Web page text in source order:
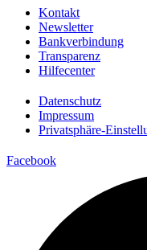
Kontakt
Newsletter
Bankverbindung
Transparenz
Hilfecenter
Datenschutz
Impressum
Privatsphäre-
Facebook